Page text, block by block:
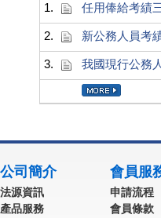
1.
任用俸給考績
2. 新公務人員考
3. 我國現行公務
公司簡介
法源資訊
產品服務
會員服
申請流程
會員條款